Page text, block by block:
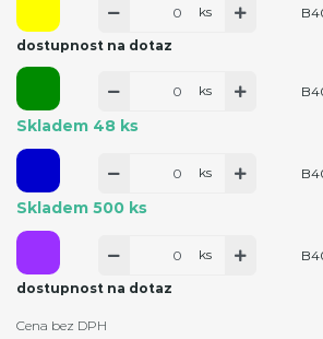
dostupnost na dotaz
ks
Skladem 48 ks
ks
Skladem 500 ks
ks
dostupnost na dotaz
ks
Cena bez DPH